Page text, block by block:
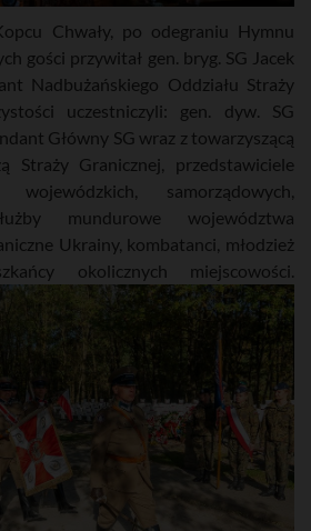
Chwały, po odegraniu Hymnu
gości przywitał gen. bryg. SG Jacek
Nadbużańskiego Oddziału Straży
uczestniczyli: gen. dyw. SG
Główny SG wraz z towarzyszącą
Straży Granicznej, przedstawiciele
samorządowych,
mundurowe województwa
Ukrainy, kombatanci, młodzież
okolicznych miejscowości.